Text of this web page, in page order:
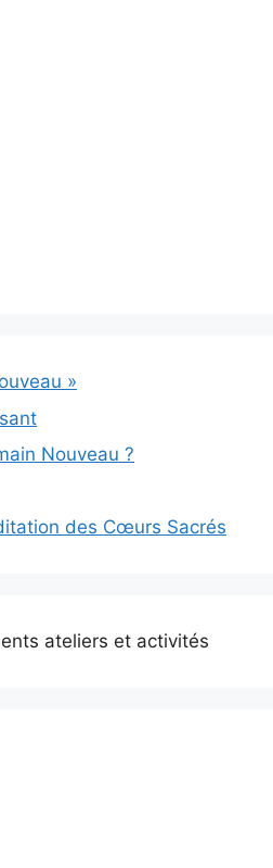
»
Nouveau ?
des Cœurs Sacrés
ateliers et activités